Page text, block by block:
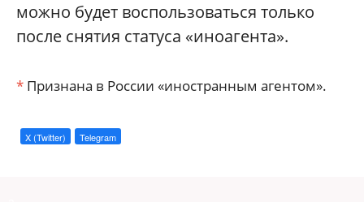
можно будет воспользоваться только
после снятия статуса «иноагента».
* Признана в России «иностранным агентом».
X (Twitter) Telegram